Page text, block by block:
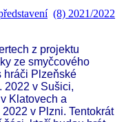
(8) 2021/2022
z projektu
ze smyčcového
hráči Plzeňské
2022 v Sušici,
Klatovech a
v Plzni. Tentokrát